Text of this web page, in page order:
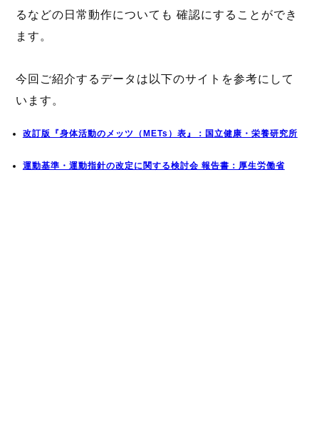
るなどの日常動作についても 確認にすることができ
ます。
今回ご紹介するデータは以下のサイトを参考にして
います。
改訂版『身体活動のメッツ（METs）表』：国立健康・栄養研究所
運動基準・運動指針の改定に関する検討会 報告書：厚生労働省